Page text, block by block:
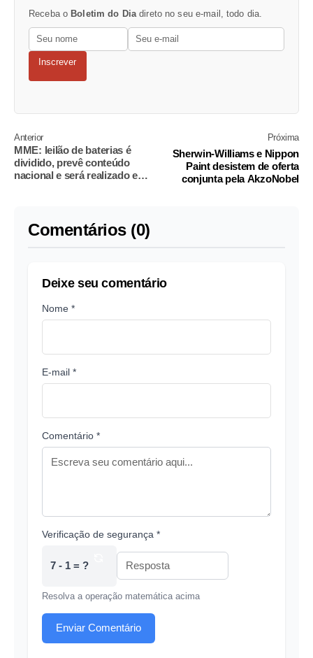
Receba o Boletim do Diadireto no seu e-mail, todo dia.
Inscrever
Anterior
MME: leilão de baterias é
dividido, prevê conteúdo
nacional e será realizado em
Próxima
Sherwin-Williams e Nippon
Paint desistem de oferta
conjunta pela AkzoNobel
Comentários (0)
Deixe seu comentário
Nome *
E-mail *
Comentário *
Verificação de segurança *
7 - 1 = ?
Resolva a operação matemática acima
Enviar Comentário